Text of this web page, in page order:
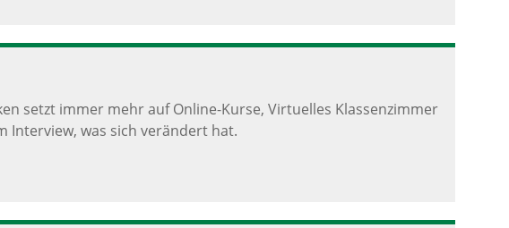
setzt immer mehr auf Online-Kurse, Virtuelles Klassenzimmer
Interview, was sich verändert hat.